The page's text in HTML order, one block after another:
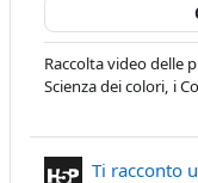
Raccolta video delle
Scienza dei colori, i
Ti racconto